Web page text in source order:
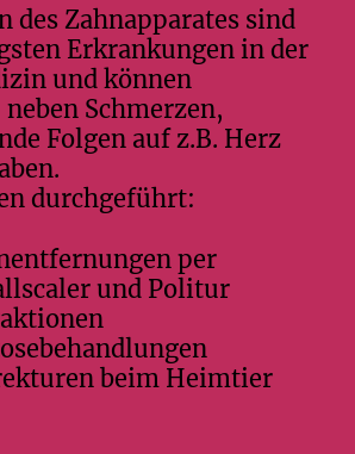
des Zahnapparates sind
Erkrankungen in der
und können
Schmerzen,
Folgen auf z.B. Herz
durchgeführt:
per
und Politur
beim Heimtier